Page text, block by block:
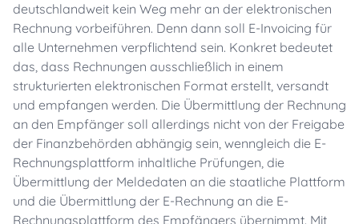
deutschlandweit kein Weg mehr an der elektronischen
Rechnung vorbeiführen. Denn dann soll E-Invoicing für
alle Unternehmen verpflichtend sein. Konkret bedeutet
das, dass Rechnungen ausschließlich in einem
strukturierten elektronischen Format erstellt, versandt
und empfangen werden. Die Übermittlung der Rechnung
an den Empfänger soll allerdings nicht von der Freigabe
der Finanzbehörden abhängig sein, wenngleich die E-
Rechnungsplattform inhaltliche Prüfungen, die
Übermittlung der Meldedaten an die staatliche Plattform
und die Übermittlung der E-Rechnung an die E-
Rechnungsplattform des Empfängers übernimmt. Mit